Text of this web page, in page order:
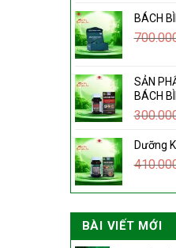
BÁCH
SẢN
BÁCH
Dưỡng
BÀI VIẾT MỚI